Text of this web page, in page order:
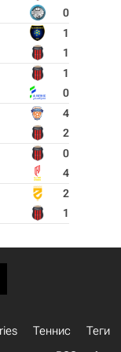
0
1
1
1
0
4
2
0
4
2
1
Теннис Теги